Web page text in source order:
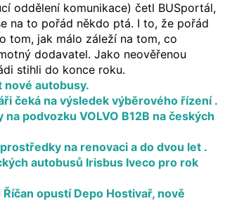
oddělení komunikace) četl BUSportál,
na to pořád někdo ptá. I to, že pořád
tom, jak málo záleží na tom, co
dodavatel. Jako neověřenou
stihli do konce roku.
nové autobusy.
čeká na výsledek výběrového řízení .
podvozku VOLVO B12B na českých
na renovaci a do dvou let .
autobusů Irisbus Iveco pro rok
opustí Depo Hostivař, nově